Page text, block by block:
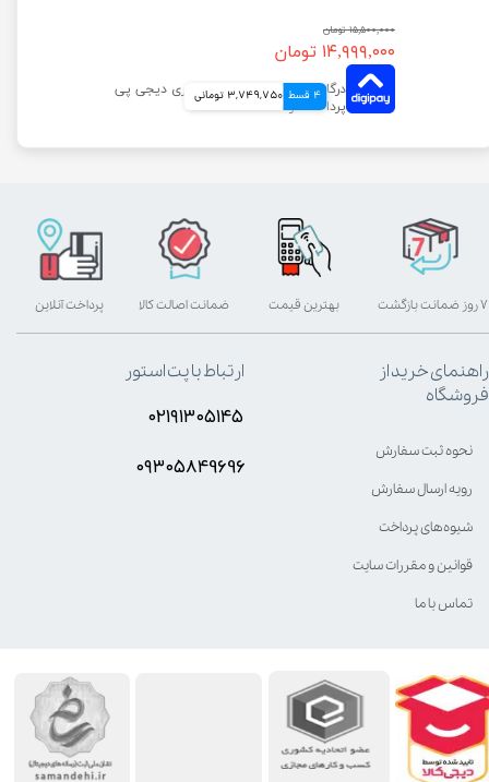
۱۵,۵۰۰,۰۰۰ تومان
۱۴,۹۹۹,۰۰۰ تومان
4 قسط 3,749,750 تومانی
بهترین قیمت پرداخت آنلاین ۷ روز ضمانت بازگشت ضمانت اصالت کالا
راهنمای خرید از
فروشگاه
نحوه ثبت سفارش
رویه ارسال سفارش
شیوه‌های پرداخت
قوانین و مقررات سایت
تماس با ما
ارتباط با پت استور
۰۲۱۹۱۳۰۵۱۴۵
۰۹۳۰۵8۴9696